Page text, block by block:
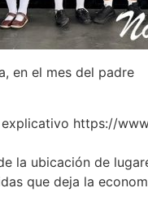
en el mes del padre
https://
la ubicación de
que deja la